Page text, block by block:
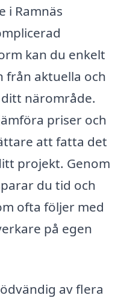
i Ramnäs
kan du enkelt
från aktuella och
närområde.
priser och
att fatta det
projekt. Genom
du tid och
ofta följer med
på egen
av flera